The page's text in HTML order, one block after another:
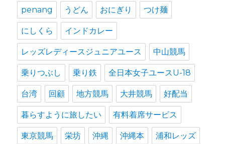
penang うどん おにぎり つけ麺
にしくら インドカレー
レッズレディースジュニアユース 中山競馬
乗りつぶし 乗り鉄 全日本女子ユースU-18
台湾 回顧 地方競馬 大井競馬 好配当
暮らすように旅したい 有料着席サービス
東京競馬 栄坊 沖縄 沖縄本 浦和レッズ